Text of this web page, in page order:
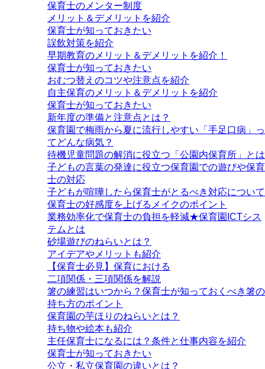
保育士のメンター制度
メリット＆デメリットを紹介
保育士が知っておきたい
誤飲対策を紹介
早期教育のメリット＆デメリットを紹介！
保育士が知っておきたい
おむつ替えのコツや注意点を紹介
自主保育のメリット＆デメリットを紹介
保育士が知っておきたい
新年度の準備と注意点とは？
保育園で梅雨から夏に流行しやすい「手足口病」っ
てどんな病気？
待機児童問題の解消に役立つ「公園内保育所」とは
子どもの言葉の発達に役立つ保育園での遊びや保育
士の対応
子どもが喧嘩したら保育士がとるべき対応について
保育士の好感度を上げるメイクのポイント
業務効率化で保育士の負担を軽減★保育園ICTシス
テムとは
砂場遊びのねらいとは？
アイデアやメリットも紹介
【保育士必見】保育における
二項関係・三項関係を解説
箸の練習はいつから？保育士が知っておくべき箸の
持ち方のポイント
保育園の芋ほりのねらいとは？
持ち物や絵本も紹介
主任保育士になるには？条件と仕事内容を紹介
保育士が知っておきたい
公立・私立保育園の違いとは？